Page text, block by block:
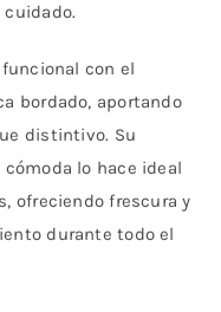
cuidado.
con el
bordado, aportando
distintivo. Su
lo hace ideal
ofreciendo frescura y
durante todo el